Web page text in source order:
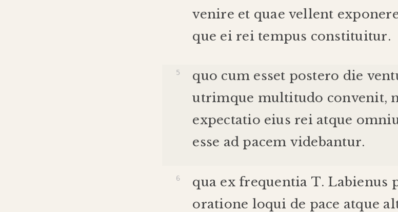
venire et quae vellent
que ei rei tempus constituitur.
quo cum esset postero die
utrimque multitudo convenit,
expectatio eius rei atque
esse ad pacem videbantur.
qua ex frequentia T. Labienus
oratione loqui de pace atque